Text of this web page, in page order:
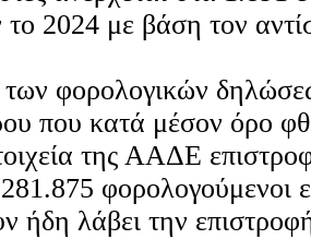
2024 με βάση τον
των φορολογικών
που κατά μέσον όρο
της ΑΑΔΕ
φορολογούμενοι
ήδη λάβει την